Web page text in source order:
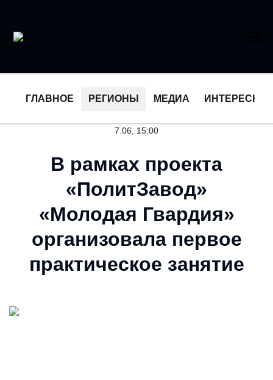
ГЛАВНОЕ РЕГИОНЫ МЕДИА ИНТЕРЕСНОЕ
7.06, 15:00
В рамках проекта
«ПолитЗавод»
«Молодая Гвардия»
организовала первое
практическое занятие